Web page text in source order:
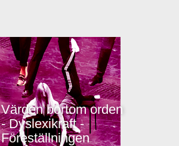
Värden bortom orden
- Dyslexikraft -
Föreställningen